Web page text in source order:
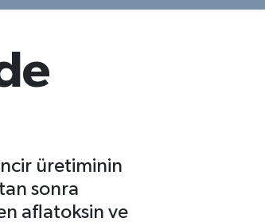
üretiminin
sonra
aflatoksin ve